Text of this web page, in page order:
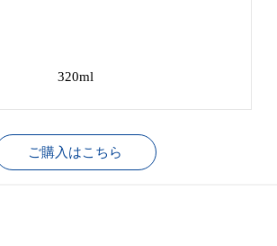
320ml
ご購入はこちら